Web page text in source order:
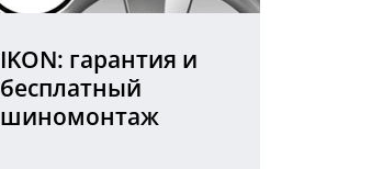
IKON: гарантия и
бесплатный
шиномонтаж